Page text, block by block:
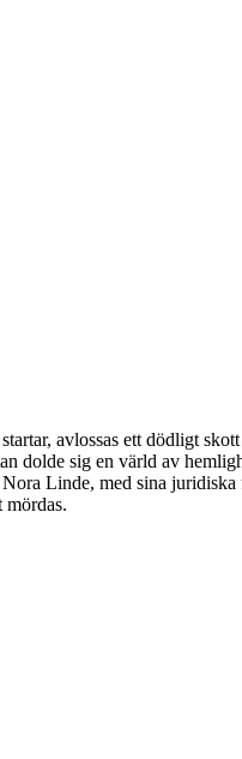
avlossas ett dödligt
dolde sig en värld av
Linde, med sina
mördas.